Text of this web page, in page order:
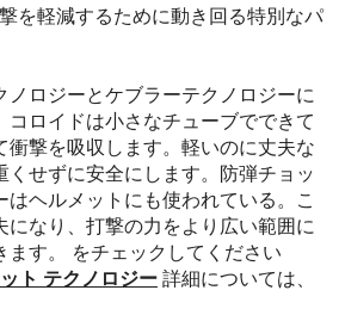
を軽減するために動き回る特別なパ
ノロジーとケブラーテクノロジーに
ロイドは小さなチューブでできて
衝撃を吸収します。軽いのに丈夫な
せずに安全にします。防弾チョッ
はヘルメットにも使われている。こ
になり、打撃の力をより広い範囲に
ます。 をチェックしてください
ト テクノロジー詳細については、